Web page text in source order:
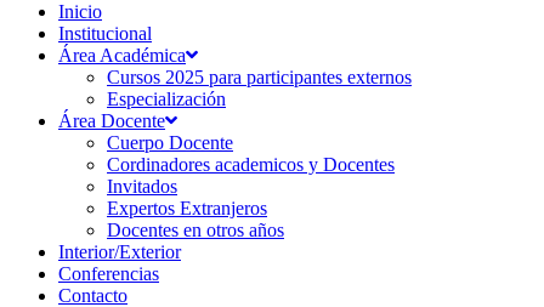
Inicio
Institucional
Área Académica
Cursos 2025 para participantes externos
Especialización
Área Docente
Cuerpo Docente
Cordinadores academicos y Docentes
Invitados
Expertos Extranjeros
Docentes en otros años
Interior/Exterior
Conferencias
Contacto